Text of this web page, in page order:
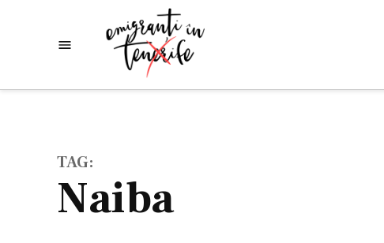
TAG:
naiba